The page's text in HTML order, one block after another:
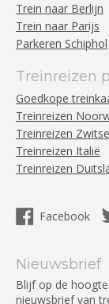
Trein naar Berlijn
Trein naar Parijs
Parkeren Schiphol
Treinreizen
Goedkope
Treinreizen
Treinreizen
Treinreizen Italië
Treinreizen
Facebook
Nieuwsbrief
Blijf op de
nieuwsbrief van